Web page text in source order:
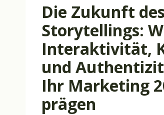
Die Zukunft des
Storytellings:
Interaktivität,
und
Ihr Marketing
prägen